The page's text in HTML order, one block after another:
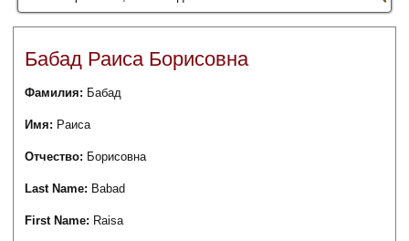
Бабад Раиса Борисовна
Фамилия: Бабад
Имя: Раиса
Отчество: Борисовна
Last Name: Babad
First Name: Raisa